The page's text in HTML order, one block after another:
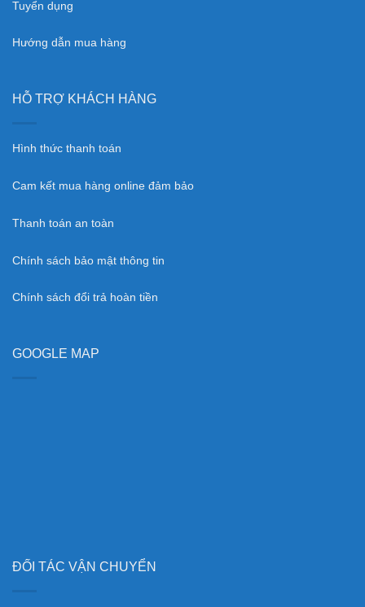
Tuyển dụng
Hướng dẫn mua hàng
HỖ TRỢ KHÁCH HÀNG
Hình thức thanh toán
Cam kết mua hàng online đảm bảo
Thanh toán an toàn
Chính sách bảo mật thông tin
Chính sách đổi trả hoàn tiền
GOOGLE MAP
ĐỐI TÁC VẬN CHUYỂN